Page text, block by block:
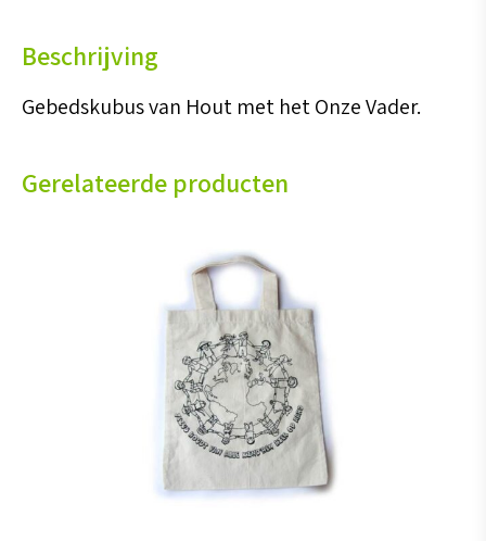
Beschrijving
Gebedskubus van Hout met het Onze Vader.
Gerelateerde producten